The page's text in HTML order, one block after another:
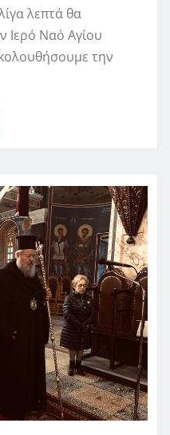
λεπτά θα
Ιερό Ναό Αγίου
την